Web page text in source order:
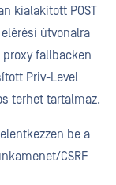
kialakított POST
útvonalra
proxy fallbacken
Priv-Level
terhet tartalmaz.
be a
CSRF